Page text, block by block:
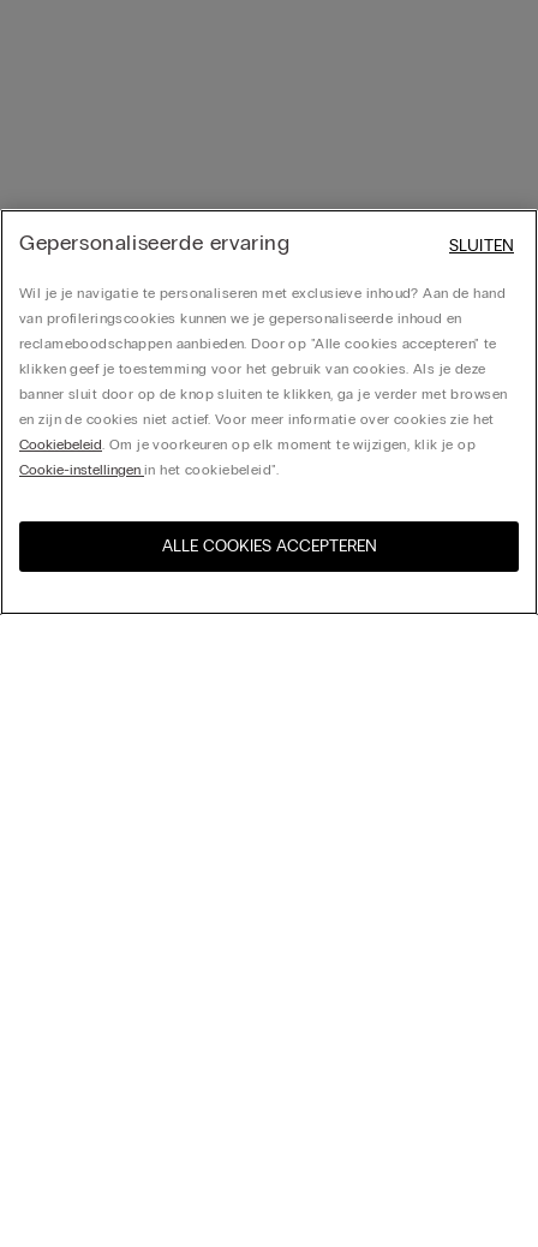
United States
Gepersonaliseerde ervaring
Wil je je navigatie te personaliseren met exclusieve inhoud? Aan de hand
van profileringscookies kunnen we je gepersonaliseerde inhoud en
reclameboodschappen aanbieden. Door op "Alle cookies accepteren" te
klikken geef je toestemming voor het gebruik van cookies. Als je deze
banner sluit door op de knop sluiten te klikken, ga je verder met browsen
en zijn de cookies niet actief. Voor meer informatie over cookies zie het
Cookiebeleid. Om je voorkeuren op elk moment te wijzigen, klik je op
Cookie-instellingen in het cookiebeleid".
ALLE COOKIES ACCEPTEREN
SLUITEN